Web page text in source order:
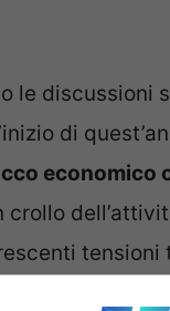
le discussioni
di
economico
crollo
tensioni